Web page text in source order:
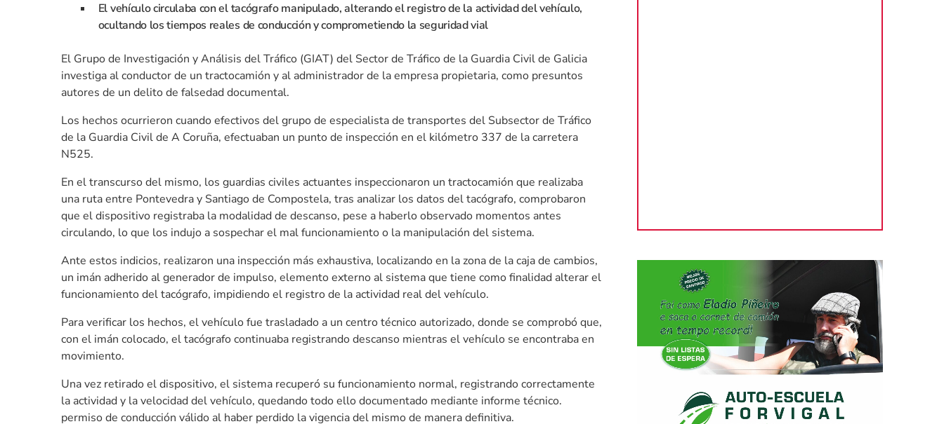
El vehículo circulaba con el tacógrafo manipulado, alterando el registro de la actividad del vehículo,
ocultando los tiempos reales de conducción y comprometiendo la seguridad vial
El Grupo de Investigación y Análisis del Tráfico (GIAT) del Sector de Tráfico de la Guardia Civil de Galicia
investiga al conductor de un tractocamión y al administrador de la empresa propietaria, como presuntos
autores de un delito de falsedad documental.
Los hechos ocurrieron cuando efectivos del grupo de especialista de transportes del Subsector de Tráfico
de la Guardia Civil de A Coruña, efectuaban un punto de inspección en el kilómetro 337 de la carretera
N525.
En el transcurso del mismo, los guardias civiles actuantes inspeccionaron un tractocamión que realizaba
una ruta entre Pontevedra y Santiago de Compostela, tras analizar los datos del tacógrafo, comprobaron
que el dispositivo registraba la modalidad de descanso, pese a haberlo observado momentos antes
circulando, lo que los indujo a sospechar el mal funcionamiento o la manipulación del sistema.
Ante estos indicios, realizaron una inspección más exhaustiva, localizando en la zona de la caja de cambios,
un imán adherido al generador de impulso, elemento externo al sistema que tiene como finalidad alterar el
funcionamiento del tacógrafo, impidiendo el registro de la actividad real del vehículo.
Para verificar los hechos, el vehículo fue trasladado a un centro técnico autorizado, donde se comprobó que,
con el imán colocado, el tacógrafo continuaba registrando descanso mientras el vehículo se encontraba en
movimiento.
Una vez retirado el dispositivo, el sistema recuperó su funcionamiento normal, registrando correctamente
la actividad y la velocidad del vehículo, quedando todo ello documentado mediante informe técnico.
permiso de conducción válido al haber perdido la vigencia del mismo de manera definitiva.